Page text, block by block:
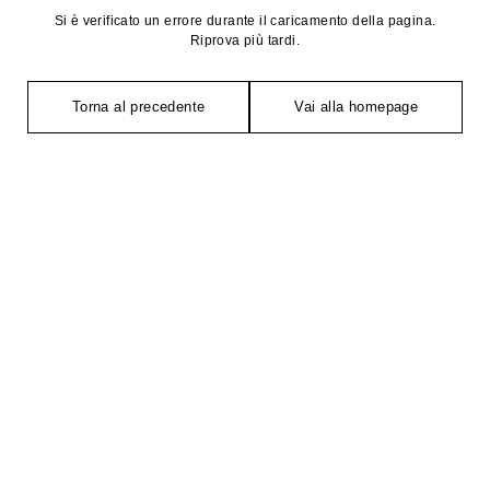
Si è verificato un errore durante il caricamento della pagina.
Riprova più tardi.
Torna al precedente Vai alla homepage